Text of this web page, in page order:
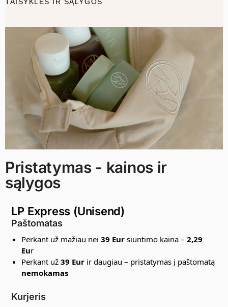
Pristatymas - kainos ir
sąlygos
LP Express (Unisend)
Paštomatas
Perkant už mažiau nei39 Eur siuntimo kaina –2,29
Eur
Perkant už39 Eur ir daugiau – pristatymas į paštomatą
nemokamas
Kurjeris